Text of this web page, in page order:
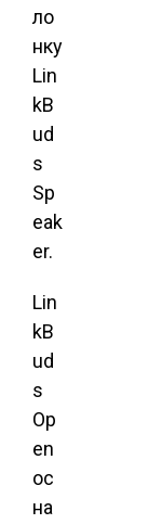
ло
нку
Lin
kB
ud
s
Sp
eak
er.
Lin
kB
ud
s
Op
en
ос
на